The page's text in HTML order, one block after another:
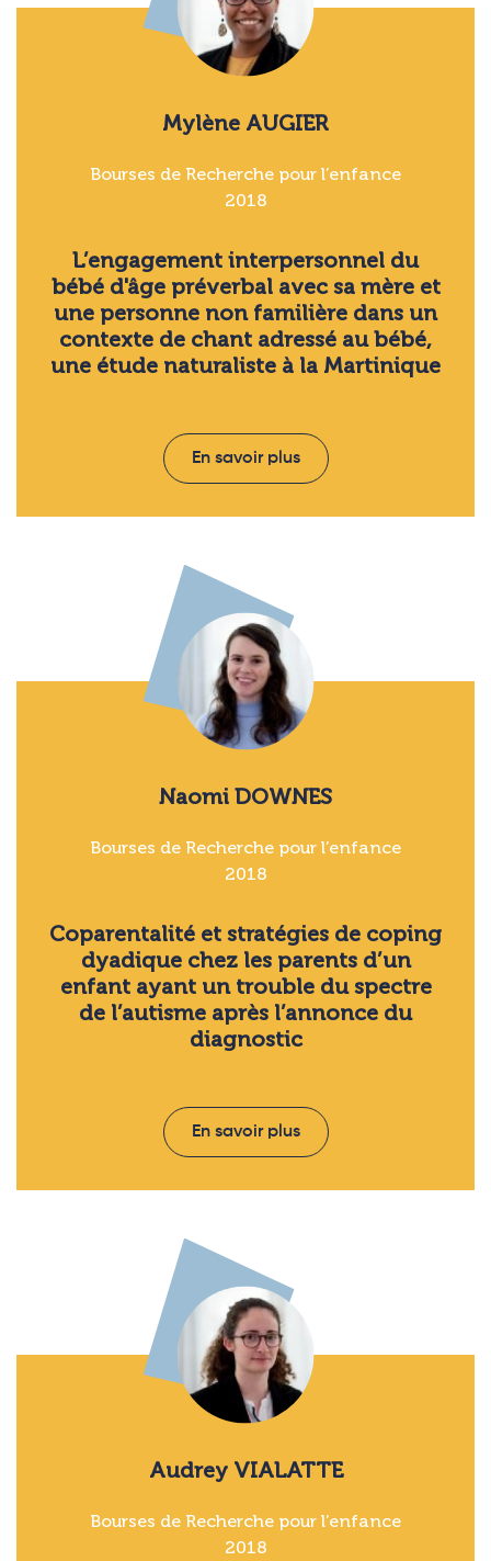
Mylène AUGIER
Bourses de Recherche pour l’enfance
2018
L’engagement interpersonnel du
bébé d'âge préverbal avec sa mère et
une personne non familière dans un
contexte de chant adressé au bébé,
une étude naturaliste à la Martinique
En savoir plus
Naomi DOWNES
Bourses de Recherche pour l’enfance
2018
Coparentalité et stratégies de coping
dyadique chez les parents d’un
enfant ayant un trouble du spectre
de l’autisme après l’annonce du
diagnostic
En savoir plus
Audrey VIALATTE
Bourses de Recherche pour l’enfance
2018